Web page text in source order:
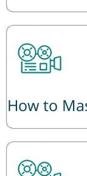
How to